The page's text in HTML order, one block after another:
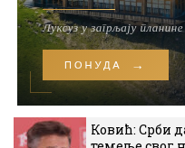
Ковић: Срби